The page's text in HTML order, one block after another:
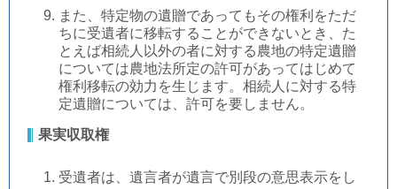
また、特定物の遺贈であってもその権利をただ
ちに受遺者に移転することができないとき、た
とえば相続人以外の者に対する農地の特定遺贈
については農地法所定の許可があってはじめて
権利移転の効力を生じます。相続人に対する特
定遺贈については、許可を要しません。
果実収取権
受遺者は、遺言者が遺言で別段の意思表示をし